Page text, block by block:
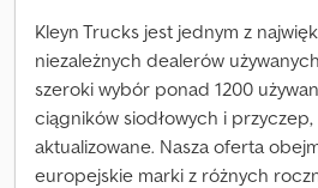
Kleyn Trucks jest jednym z
niezależnych dealerów
szeroki wybór ponad 1200
ciągników siodłowych i
aktualizowane. Nasza oferta
europejskie marki z różnych